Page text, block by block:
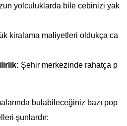
yolculuklarda bile cebinizi yak
kiralama maliyetleri oldukça ca
Şehir merkezinde rahatça p
bulabileceğiniz bazı pop
şunlardır: